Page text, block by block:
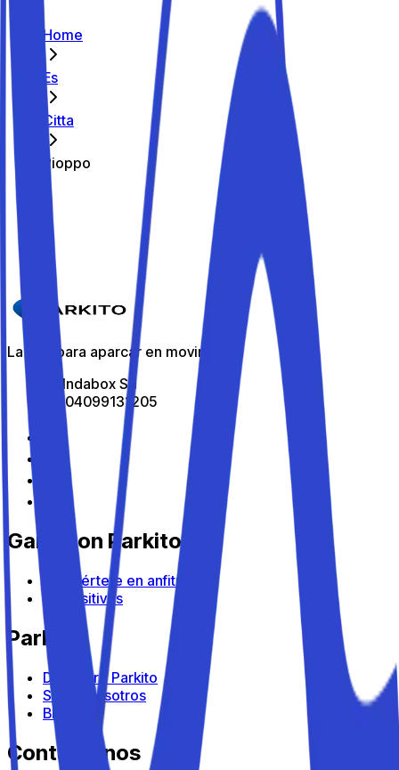
Home
Es
Citta
Pioppo
Los mejores aparcamientos de Pioppo
Parkito in Via San Giuseppe 58
Detalles
La app para aparcar en movimiento
All Indabox Srl
P.I: 04099131205
Gana con Parkito
Conviértete en anfitrión
Dispositivos
Parkito
Descubre Parkito
Sobre nosotros
Blog
Contáctanos